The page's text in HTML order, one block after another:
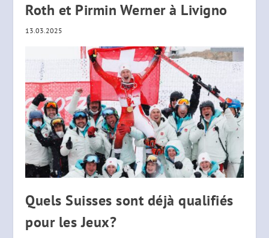
Roth et Pirmin Werner à Livigno
13.03.2025
Quels Suisses sont déjà qualifiés
pour les Jeux?